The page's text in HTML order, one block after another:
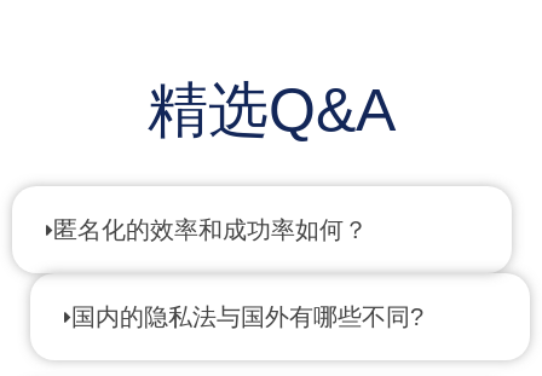
精选Q&A
匿名化的效率和成功率如何？
国内的隐私法与国外有哪些不同?